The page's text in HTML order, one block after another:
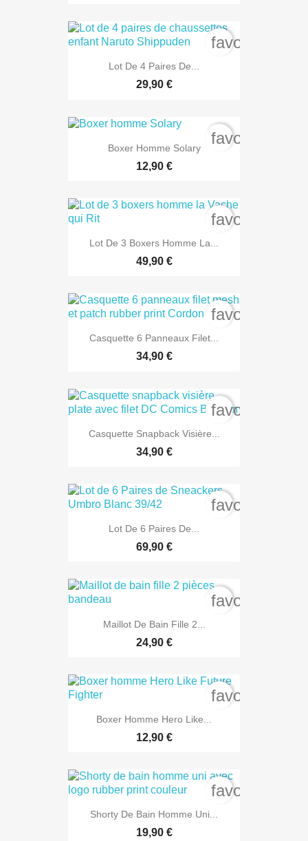
Lot De 4 Paires De...
29,90 €
Boxer Homme Solary
12,90 €
Lot De 3 Boxers Homme La...
49,90 €
Casquette 6 Panneaux Filet...
34,90 €
Casquette Snapback Visière...
34,90 €
Lot De 6 Paires De...
69,90 €
Maillot De Bain Fille 2...
24,90 €
Boxer Homme Hero Like...
12,90 €
Shorty De Bain Homme Uni...
19,90 €